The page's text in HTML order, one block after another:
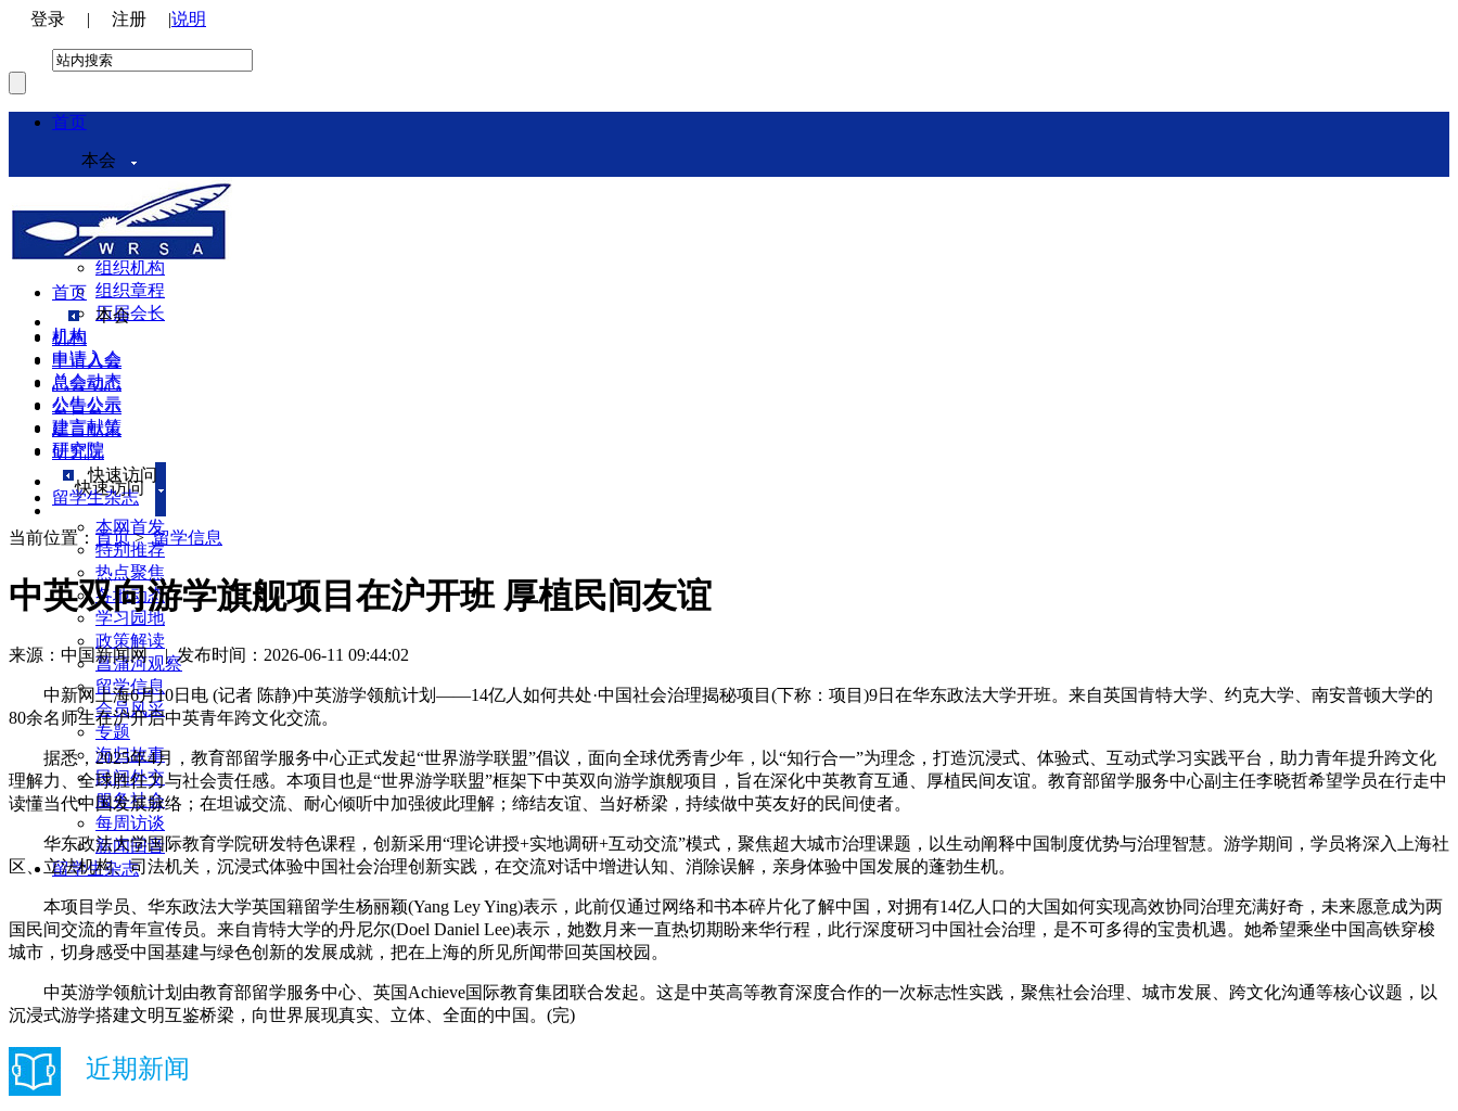
登录 | 注册 |说明
首页
本会
本会介绍
领导机构
理事会
组织机构
组织章程
历届会长
机构
申请入会
总会动态
公告公示
建言献策
研究院
快速访问
本网首发
特别推荐
热点聚焦
各地动态
学习园地
政策解读
菖蒲河观察
留学信息
会员风采
专题
海归故事
民间外交
服务社会
每周访谈
新闻回音
留学生杂志
首页
本会
机构
申请入会
总会动态
公告公示
建言献策
研究院
快速访问
留学生杂志
当前位置： 首页>留学信息
中英双向游学旗舰项目在沪开班 厚植民间友谊
来源：中国新闻网 |发布时间：2026-06-11 09:44:02
中新网上海6月10日电 (记者 陈静)中英游学领航计划——14亿人如何共处·中国社会治理揭秘项目(下称：项目)9日在华东政法大学开班。来自英国肯特大学、约克大学、南安普顿大学的
80余名师生在沪开启中英青年跨文化交流。
据悉，2025年4月，教育部留学服务中心正式发起“世界游学联盟”倡议，面向全球优秀青少年，以“知行合一”为理念，打造沉浸式、体验式、互动式学习实践平台，助力青年提升跨文化
理解力、全球胜任力与社会责任感。本项目也是“世界游学联盟”框架下中英双向游学旗舰项目，旨在深化中英教育互通、厚植民间友谊。教育部留学服务中心副主任李晓哲希望学员在行走中
读懂当代中国发展脉络；在坦诚交流、耐心倾听中加强彼此理解；缔结友谊、当好桥梁，持续做中英友好的民间使者。
华东政法大学国际教育学院研发特色课程，创新采用“理论讲授+实地调研+互动交流”模式，聚焦超大城市治理课题，以生动阐释中国制度优势与治理智慧。游学期间，学员将深入上海社
区、立法机构、司法机关，沉浸式体验中国社会治理创新实践，在交流对话中增进认知、消除误解，亲身体验中国发展的蓬勃生机。
本项目学员、华东政法大学英国籍留学生杨丽颖(Yang Ley Ying)表示，此前仅通过网络和书本碎片化了解中国，对拥有14亿人口的大国如何实现高效协同治理充满好奇，未来愿意成为两
国民间交流的青年宣传员。来自肯特大学的丹尼尔(Doel Daniel Lee)表示，她数月来一直热切期盼来华行程，此行深度研习中国社会治理，是不可多得的宝贵机遇。她希望乘坐中国高铁穿梭
城市，切身感受中国基建与绿色创新的发展成就，把在上海的所见所闻带回英国校园。
中英游学领航计划由教育部留学服务中心、英国Achieve国际教育集团联合发起。这是中英高等教育深度合作的一次标志性实践，聚焦社会治理、城市发展、跨文化沟通等核心议题，以
沉浸式游学搭建文明互鉴桥梁，向世界展现真实、立体、全面的中国。(完)